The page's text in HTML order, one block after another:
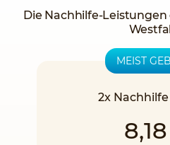
Die Nachhilfe-
MEIST
2x